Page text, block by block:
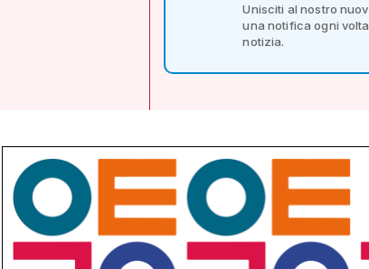
Unisciti al nostro
una notifica ogni
notizia.